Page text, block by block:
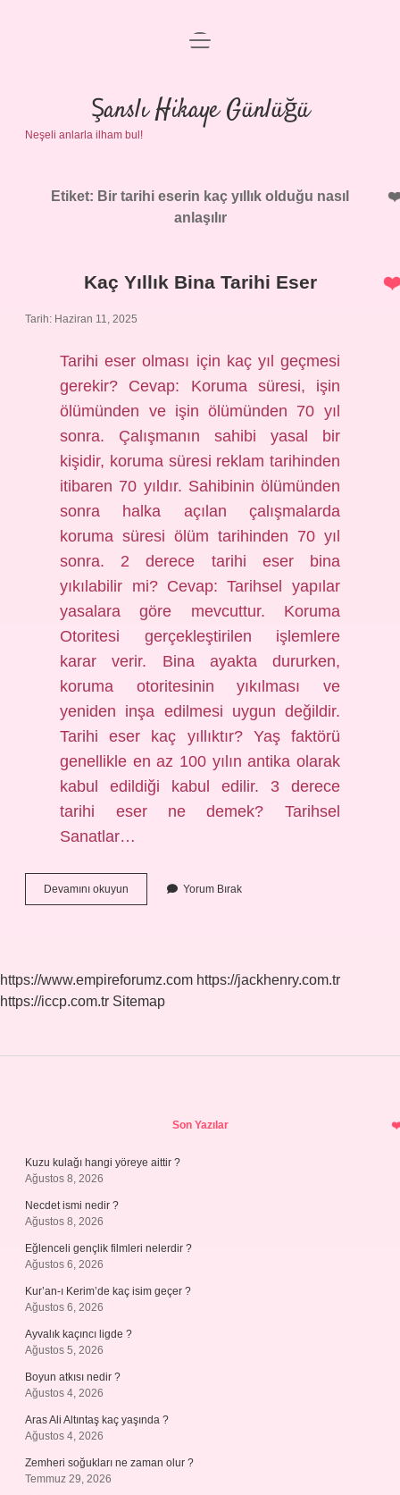
Anasayfa
Gizlilik Politikası
menüyü
Şanslı Hikaye Günlüğü
Neşeli anlarla ilham bul!
Etiket: Bir tarihi eserin kaç yıllık olduğu nasıl
anlaşılır
Kaç Yıllık Bina Tarihi Eser
Tarih: Haziran 11, 2025
Tarihi eser olması için kaç yıl geçmesi
gerekir? Cevap: Koruma süresi, işin
ölümünden ve işin ölümünden 70 yıl
sonra. Çalışmanın sahibi yasal bir
kişidir, koruma süresi reklam tarihinden
itibaren 70 yıldır. Sahibinin ölümünden
sonra halka açılan çalışmalarda
koruma süresi ölüm tarihinden 70 yıl
sonra. 2 derece tarihi eser bina
yıkılabilir mi? Cevap: Tarihsel yapılar
yasalara göre mevcuttur. Koruma
Otoritesi gerçekleştirilen işlemlere
karar verir. Bina ayakta dururken,
koruma otoritesinin yıkılması ve
yeniden inşa edilmesi uygun değildir.
Tarihi eser kaç yıllıktır? Yaş faktörü
genellikle en az 100 yılın antika olarak
kabul edildiği kabul edilir. 3 derece
tarihi eser ne demek? Tarihsel
Sanatlar…
Devamını okuyun
Yıllık
Yorum Bırak
https://www.empireforumz.com https://jackhenry.com.tr
https://iccp.com.tr Sitemap
Son Yazılar
Kuzu kulağı hangi yöreye aittir ?
Ağustos 8, 2026
Necdet ismi nedir ?
Ağustos 8, 2026
Eğlenceli gençlik filmleri nelerdir ?
Ağustos 6, 2026
Kur’an-ı Kerim’de kaç isim geçer ?
Ağustos 6, 2026
Ayvalık kaçıncı ligde ?
Ağustos 5, 2026
Boyun atkısı nedir ?
Ağustos 4, 2026
Aras Ali Altıntaş kaç yaşında ?
Ağustos 4, 2026
Zemheri soğukları ne zaman olur ?
Temmuz 29, 2026